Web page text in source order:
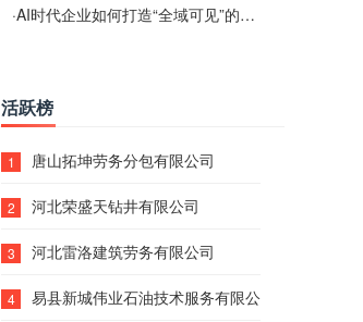
·AI时代企业如何打造“全域可见”的数字资产？梓彤超越给出新解法
活跃榜
1 唐山拓坤劳务分包有限公司
2 河北荣盛天钻井有限公司
3 河北雷洛建筑劳务有限公司
4 易县新城伟业石油技术服务有限公司